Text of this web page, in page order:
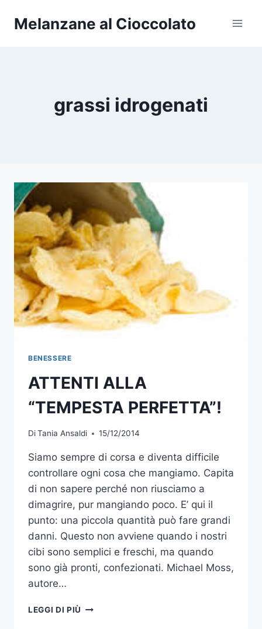
Melanzane al Cioccolato
grassi idrogenati
BENESSERE
ATTENTI ALLA
“TEMPESTA PERFETTA”!
DiTania Ansaldi 15/12/2014
Siamo sempre di corsa e diventa difficile
controllare ogni cosa che mangiamo. Capita
di non sapere perché non riusciamo a
dimagrire, pur mangiando poco. E’ qui il
punto: una piccola quantità può fare grandi
danni. Questo non avviene quando i nostri
cibi sono semplici e freschi, ma quando
sono già pronti, confezionati. Michael Moss,
autore…
LEGGI DI PIÙ ATTENTI